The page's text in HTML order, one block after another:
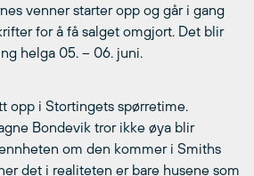
venner starter opp og går i gang
for å få salget omgjort. Det blir
helga 05. – 06. juni.
i Stortingets spørretime.
Bondevik tror ikke øya blir
om den kommer i Smiths
det i realiteten er bare husene som